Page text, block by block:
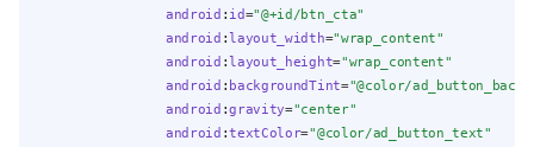
android : id="@+id/btn_cta"
android :layout_width="wrap_content"
android :layout_height="wrap_content"
android : backgroundTint="@color/
android :gravity="center"
android :textColor="@color/ad_button_text"